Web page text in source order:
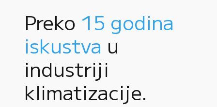
Preko 15 godina
iskustva u
industriji
klimatizacije.